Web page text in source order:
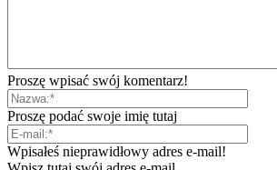
Proszę wpisać swój komentarz!
Proszę podać swoje imię tutaj
Wpisałeś nieprawidłowy adres e-mail!